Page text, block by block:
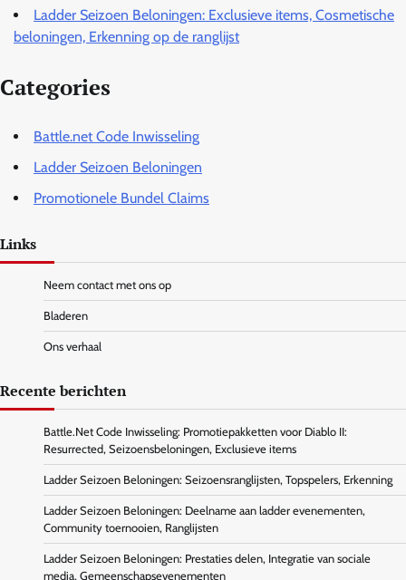
Ladder Seizoen Beloningen: Exclusieve items, Cosmetische
beloningen, Erkenning op de ranglijst
Categories
Battle.net Code Inwisseling
Ladder Seizoen Beloningen
Promotionele Bundel Claims
Links
Neem contact met ons op
Bladeren
Ons verhaal
Recente berichten
Battle.Net Code Inwisseling: Promotiepakketten voor Diablo II:
Resurrected, Seizoensbeloningen, Exclusieve items
Ladder Seizoen Beloningen: Seizoensranglijsten, Topspelers, Erkenning
Ladder Seizoen Beloningen: Deelname aan ladder evenementen,
Community toernooien, Ranglijsten
Ladder Seizoen Beloningen: Prestaties delen, Integratie van sociale
media, Gemeenschapsevenementen